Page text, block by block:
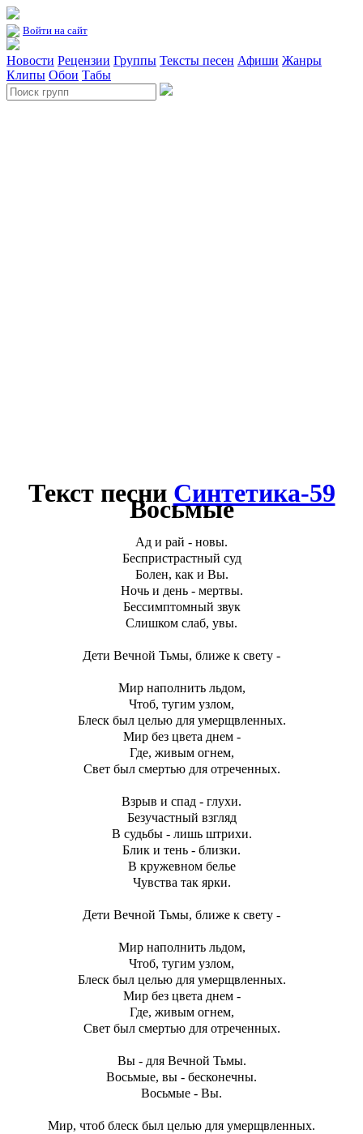
Войти на сайт
Новости Рецензии Группы Тексты песен Афиши Жанры
Клипы Обои Табы
Текст песни Cинтетика-59
Восьмые
Ад и рай - новы.
Беспристрастный суд
Болен, как и Вы.
Ночь и день - мертвы.
Бессимптомный звук
Слишком слаб, увы.
Дети Вечной Тьмы, ближе к свету -
Мир наполнить льдом,
Чтоб, тугим узлом,
Блеск был целью для умерщвленных.
Мир без цвета днем -
Где, живым огнем,
Свет был смертью для отреченных.
Взрыв и спад - глухи.
Безучастный взгляд
В судьбы - лишь штрихи.
Блик и тень - близки.
В кружевном белье
Чувства так ярки.
Дети Вечной Тьмы, ближе к свету -
Мир наполнить льдом,
Чтоб, тугим узлом,
Блеск был целью для умерщвленных.
Мир без цвета днем -
Где, живым огнем,
Свет был смертью для отреченных.
Вы - для Вечной Тьмы.
Восьмые, вы - бесконечны.
Восьмые - Вы.
Мир, чтоб блеск был целью для умерщвленных.